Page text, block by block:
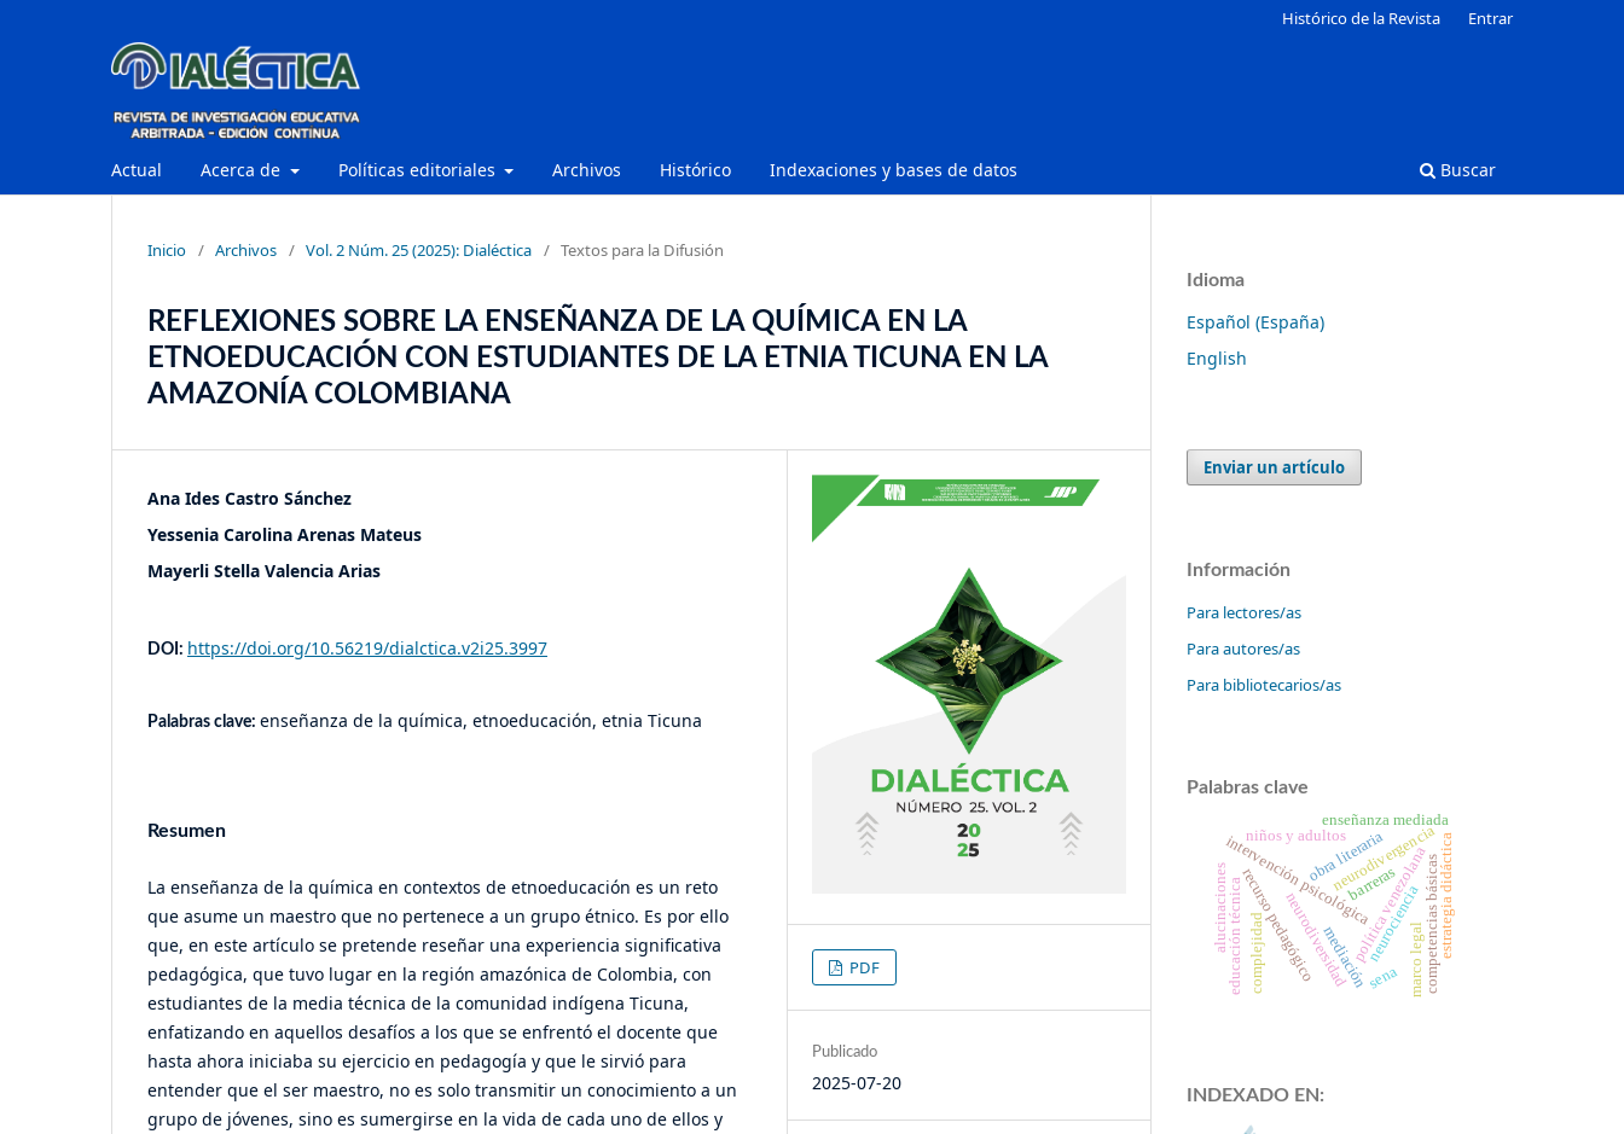
Actual Acerca de Políticas editoriales Archivos Histórico Indexaciones y bases de datos Buscar
Histórico de la Revista Entrar
Inicio / Archivos / Vol. 2 Núm. 25 (2025): Dialéctica / Textos para la Difusión
REFLEXIONES SOBRE LA ENSEÑANZA DE LA QUÍMICA EN LA
ETNOEDUCACIÓN CON ESTUDIANTES DE LA ETNIA TICUNA EN LA
AMAZONÍA COLOMBIANA
Ana Ides Castro Sánchez
Yessenia Carolina Arenas Mateus
Mayerli Stella Valencia Arias
DOI: https://doi.org/10.56219/dialctica.v2i25.3997
Palabras clave: enseñanza de la química, etnoeducación, etnia Ticuna
Resumen
La enseñanza de la química en contextos de etnoeducación es un reto
que asume un maestro que no pertenece a un grupo étnico. Es por ello
que, en este artículo se pretende reseñar una experiencia significativa
pedagógica, que tuvo lugar en la región amazónica de Colombia, con
estudiantes de la media técnica de la comunidad indígena Ticuna,
enfatizando en aquellos desafíos a los que se enfrentó el docente que
hasta ahora iniciaba su ejercicio en pedagogía y que le sirvió para
entender que el ser maestro, no es solo transmitir un conocimiento a un
grupo de jóvenes, sino es sumergirse en la vida de cada uno de ellos y
PDF
Publicado
2025-07-20
Idioma
Español (España)
English
Enviar un artículo
Información
Para lectores/as
Para autores/as
Para bibliotecarios/as
Palabras clave
intervención psicológicapolítica venezolana
neurodivergencia
neurodiversidad competencias básicas
neurociencia
mediación
recurso pedagógico estrategia didáctica
obra literaria
complejidad sena
educación técnica
niños y adultos
enseñanza mediada
alucinaciones
marco legal
barreras
INDEXADO EN: